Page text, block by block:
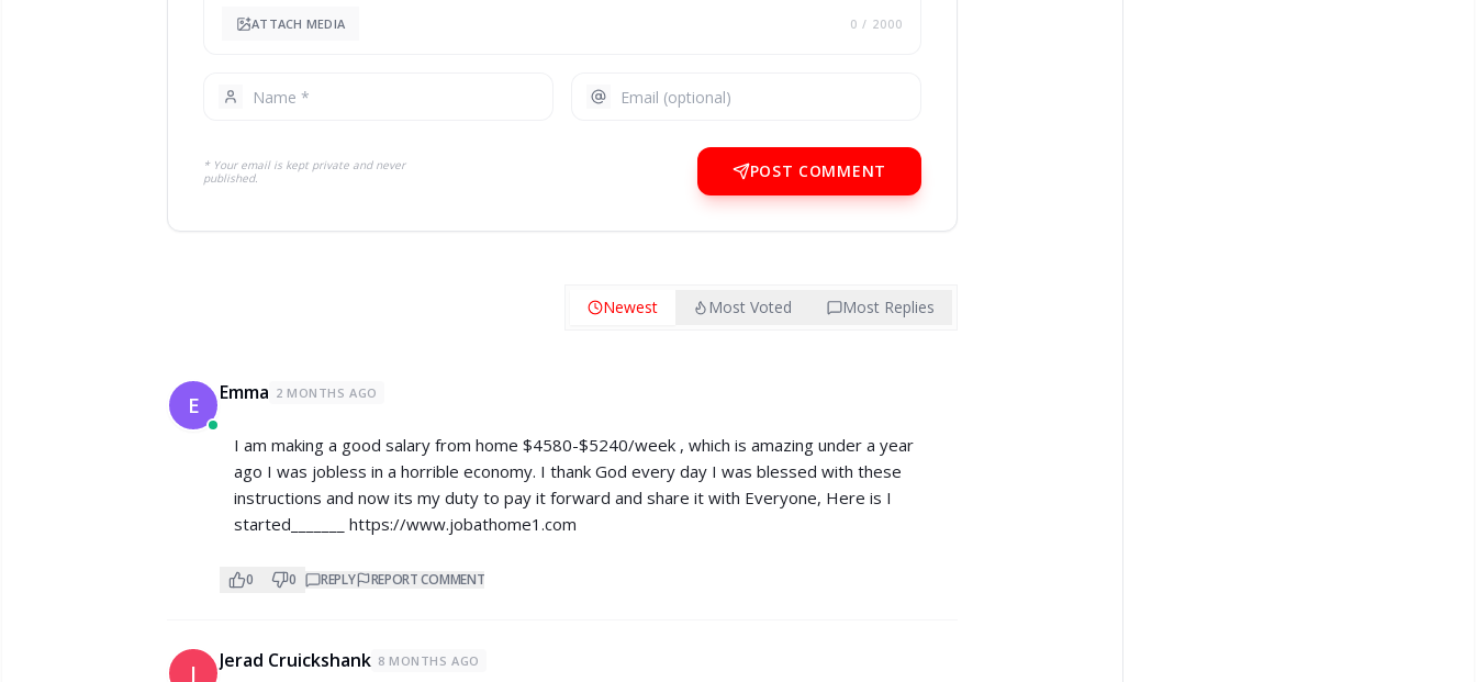
ATTACH MEDIA 0 / 2000
* Your email is kept private and never
published.
POST COMMENT
Newest Most Voted Most Replies
E Emma 2 MONTHS AGO
I am making a good salary from home $4580-$5240/week , which is amazing und­er a year
ago I was jobless in a horrible economy. I thank God every day I was blessed with these
instructions and now its my duty to pay it forward and share it with Everyone, Here is I
started_______ https://www.jobathome1.com
0 0 REPLY REPORT COMMENT
J Jerad Cruickshank 8 MONTHS AGO